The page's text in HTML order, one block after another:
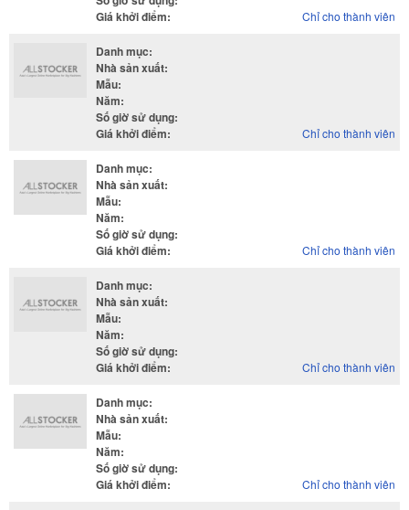
Giá khởi điểm: Chỉ cho thành viên
Danh mục:
Nhà sản xuất:
Mẫu:
Năm:
Số giờ sử dụng:
Giá khởi điểm: Chỉ cho thành viên
Danh mục:
Nhà sản xuất:
Mẫu:
Năm:
Số giờ sử dụng:
Giá khởi điểm: Chỉ cho thành viên
Danh mục:
Nhà sản xuất:
Mẫu:
Năm:
Số giờ sử dụng:
Giá khởi điểm: Chỉ cho thành viên
Danh mục:
Nhà sản xuất:
Mẫu:
Năm:
Số giờ sử dụng:
Giá khởi điểm: Chỉ cho thành viên